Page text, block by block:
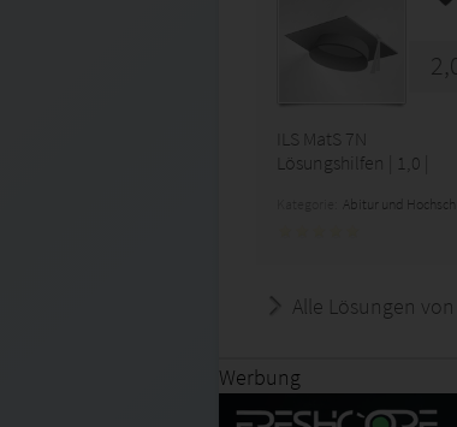
ILS MatS 7N
Lösungshilfen | 1,0 |
Abitur und
Alle Lösungen
Werbung